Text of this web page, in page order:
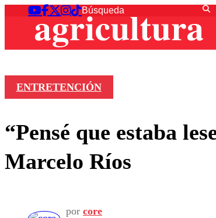
ENTRETENCIÓN
“Pensé que estaba
Marcelo Ríos
por core